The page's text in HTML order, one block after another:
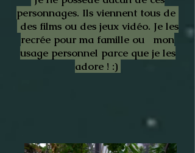
personnages. Ils viennent tous de
des films ou des jeux vidéo. Je les
recrée pour ma famille ou mon
usage personnel parce que je les
adore ! :)